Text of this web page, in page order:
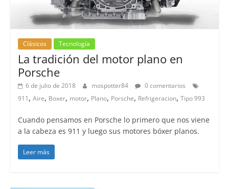
Clásicos Tecnología
La tradición del motor plano en
Porsche
6 de julio de 2018 mospotter84
0 comentarios
911, Aire, Boxer, motor, Plano, Porsche, Refrigeracion, Tipo 993
Cuando pensamos en Porsche lo primero que nos viene
a la cabeza es 911 y luego sus motores bóxer planos.
Leer más